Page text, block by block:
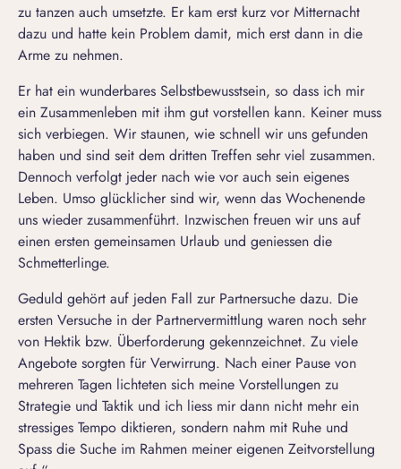
zu tanzen auch umsetzte. Er kam erst kurz vor Mitternacht
dazu und hatte kein Problem damit, mich erst dann in die
Arme zu nehmen.
Er hat ein wunderbares Selbstbewusstsein, so dass ich mir
ein Zusammenleben mit ihm gut vorstellen kann. Keiner muss
sich verbiegen. Wir staunen, wie schnell wir uns gefunden
haben und sind seit dem dritten Treffen sehr viel zusammen.
Dennoch verfolgt jeder nach wie vor auch sein eigenes
Leben. Umso glücklicher sind wir, wenn das Wochenende
uns wieder zusammenführt. Inzwischen freuen wir uns auf
einen ersten gemeinsamen Urlaub und geniessen die
Schmetterlinge.
Geduld gehört auf jeden Fall zur Partnersuche dazu. Die
ersten Versuche in der Partnervermittlung waren noch sehr
von Hektik bzw. Überforderung gekennzeichnet. Zu viele
Angebote sorgten für Verwirrung. Nach einer Pause von
mehreren Tagen lichteten sich meine Vorstellungen zu
Strategie und Taktik und ich liess mir dann nicht mehr ein
stressiges Tempo diktieren, sondern nahm mit Ruhe und
Spass die Suche im Rahmen meiner eigenen Zeitvorstellung